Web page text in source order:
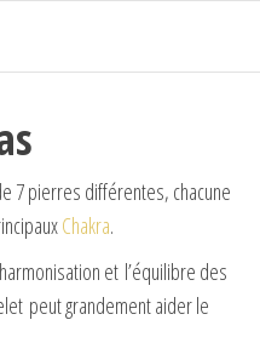
7 pierres différentes, chacune
Chakra.
et l’équilibre des
peut grandement aider le